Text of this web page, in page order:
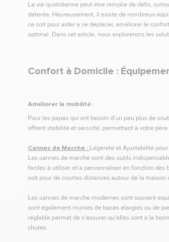
La vie quotidienne peut être remplie de défis,
détente. Heureusement, il existe de nombreux
ce soit pour aider à se déplacer, améliorer le
optimal. Dans cet article, nous explorerons les
Confort à Domicile :
Améliorer la mobilité :
Pour les papas qui ont besoin d'un peu plus de
offrent stabilité et sécurité, permettant à votre
Cannes de Marche : Légèreté et Ajustabilité
Les cannes de marche sont des outils
faciles à utiliser et à personnaliser en fonction
soit pour de courtes distances autour de la
Les cannes de marche modernes sont souvent
sont également munies de bases élargies ou de
réglable permet de s'assurer qu'elles sont à la
chutes.